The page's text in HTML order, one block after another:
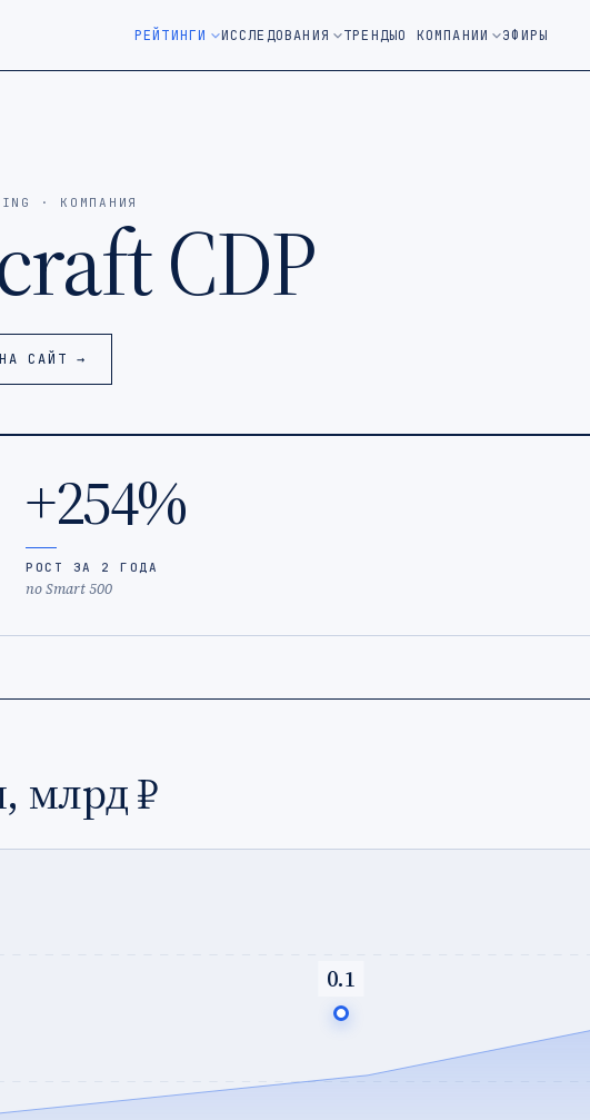
в новом окне)
РЕЙТИНГИ ИССЛЕДОВАНИЯ ТРЕНДЫО КОМПАНИИ ЭФИРЫ
· КОМПАНИЯ CDP
САЙТ →
+254%
РОСТ ЗА 2 ГОДА
по Smart 500
млрд ₽
0.1